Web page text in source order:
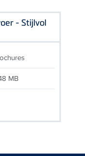
- Stijlvol
MB